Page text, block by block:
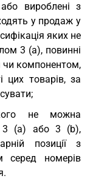
вироблені з
у продаж у
яких не
3 (a), повинні
чи компонентом,
цих товарів, за
не можна
3 (a) або 3 (b),
позиції з
серед номерів